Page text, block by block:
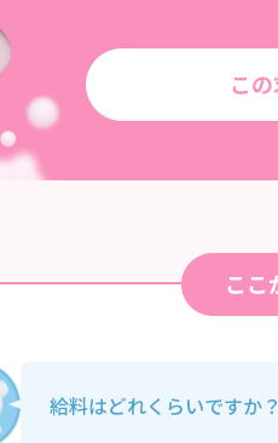
給料はどれくらいですか？